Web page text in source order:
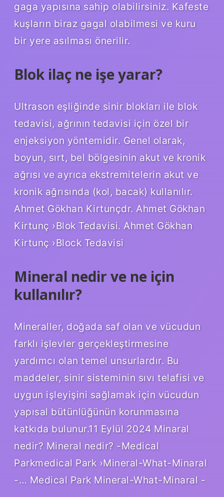
gaga yapısına sahip olabilirsiniz. Kafeste
kuşların biraz gagal olabilmesi ve kuru
bir yere asılması önerilir.
Blok ilaç ne işe yarar?
Ultrason eşliğinde sinir blokları ile blok
tedavisi, ağrının tedavisi için özel bir
enjeksiyon yöntemidir. Genel olarak,
boyun, sırt, bel bölgesinin akut ve kronik
ağrısı ve ayrıca ekstremitelerin akut ve
kronik ağrısında (kol, bacak) kullanılır.
Ahmet Gökhan Kirtunçdr. Ahmet Gökhan
Kirtunç ›Blok Tedavisi. Ahmet Gökhan
Kirtunç ›Block Tedavisi
Mineral nedir ve ne için
kullanılır?
Mineraller, doğada saf olan ve vücudun
farklı işlevler gerçekleştirmesine
yardımcı olan temel unsurlardır. Bu
maddeler, sinir sisteminin sıvı telafisi ve
uygun işleyişini sağlamak için vücudun
yapısal bütünlüğünün korunmasına
katkıda bulunur.11 Eylül 2024 Minaral
nedir? Mineral nedir? -Medical
Parkmedical Park ›Mineral-What-Minaral
-… Medical Park Mineral-What-Minaral -